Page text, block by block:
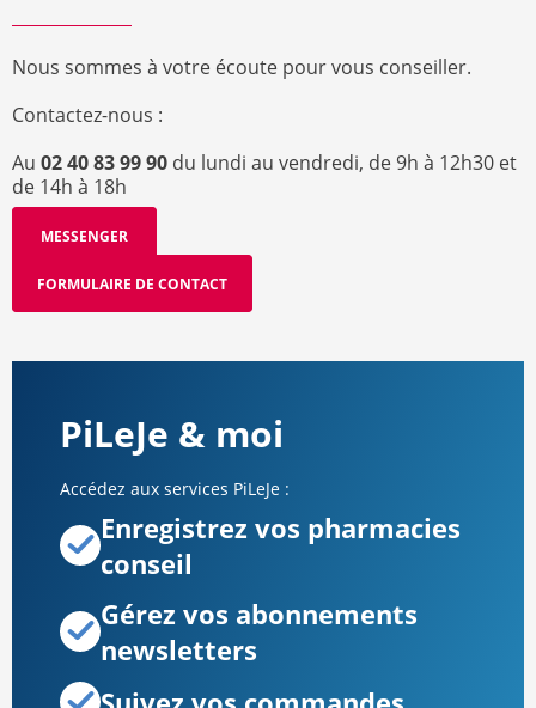
Nous sommes à votre écoute pour vous conseiller.
Contactez-nous :
Au 02 40 83 99 90 du lundi au vendredi, de 9h à 12h30 et
de 14h à 18h
MESSENGER
FORMULAIRE DE CONTACT
PiLeJe & moi
Accédez aux services PiLeJe :
Enregistrez vos pharmacies
conseil
Gérez vos abonnements
newsletters